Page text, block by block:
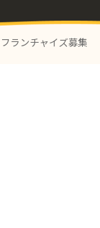
フランチャイズ募集